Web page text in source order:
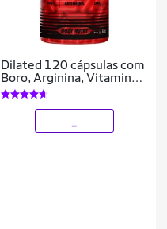
Dilated 120 cápsulas com
Boro, Arginina, Vitaminas
e Minerais